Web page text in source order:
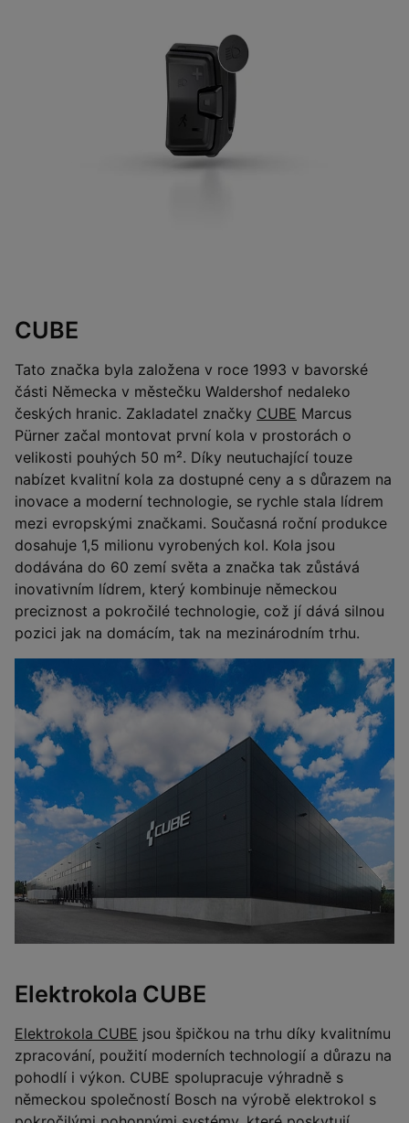
CUBE
Tato značka byla založena v roce 1993 v bavorské
části Německa v městečku Waldershof nedaleko
českých hranic. Zakladatel značky CUBE Marcus
Pürner začal montovat první kola v prostorách o
velikosti pouhých 50 m². Díky neutuchající touze
nabízet kvalitní kola za dostupné ceny a s důrazem na
inovace a moderní technologie, se rychle stala lídrem
mezi evropskými značkami. Současná roční produkce
dosahuje 1,5 milionu vyrobených kol. Kola jsou
dodávána do 60 zemí světa a značka tak zůstává
inovativním lídrem, který kombinuje německou
preciznost a pokročilé technologie, což jí dává silnou
pozici jak na domácím, tak na mezinárodním trhu.
Elektrokola CUBE
Elektrokola CUBE jsou špičkou na trhu díky kvalitnímu
zpracování, použití moderních technologií a důrazu na
pohodlí i výkon. CUBE spolupracuje výhradně s
německou společností Bosch na výrobě elektrokol s